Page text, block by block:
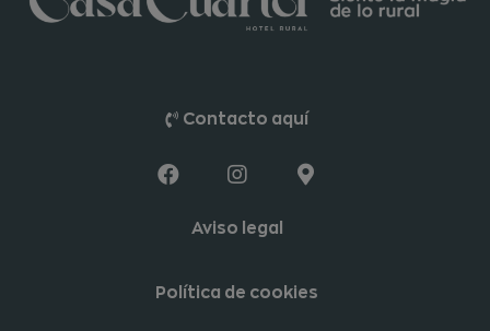
Contacto aquí
Aviso legal
Política de cookies